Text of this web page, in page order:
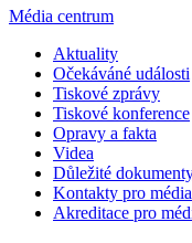
Média centrum
Aktuality
Očekáváné události
Tiskové zprávy
Tiskové konference
Opravy a fakta
Videa
Důležité
Kontakty pro média
Akreditace pro